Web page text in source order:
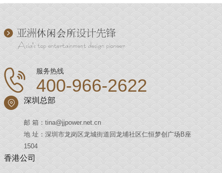
服务热线
400-966-2622
深圳总部
邮 箱：tina@jjpower.net.cn
地 址：深圳市龙岗区龙城街道回龙埔社区仁恒梦创广场B座
1504
香港公司